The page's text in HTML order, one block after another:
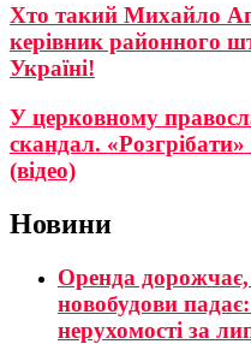
Хто такий Михайло
керівник районного
Україні!
У церковному
скандал.
(відео)
Новини
Оренда
новобудови
нерухомості за